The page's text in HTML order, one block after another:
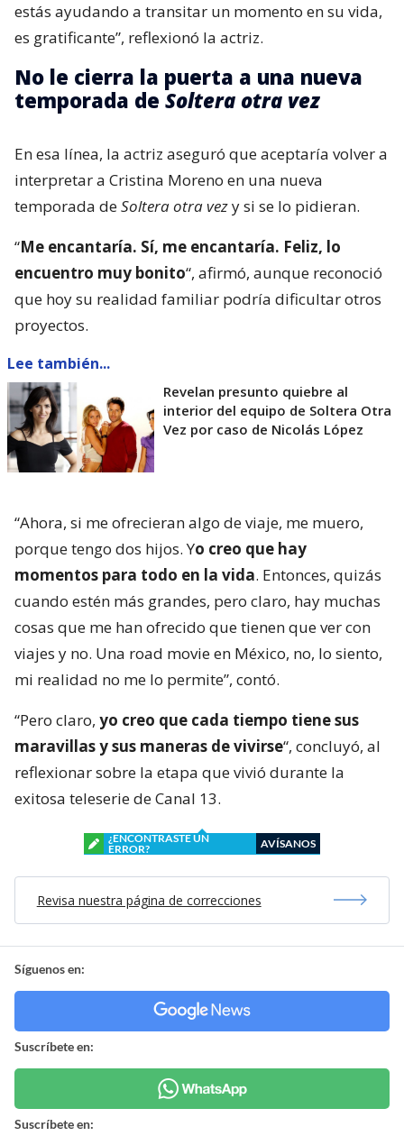
estás ayudando a transitar un momento en su vida,
es gratificante”, reflexionó la actriz.
No le cierra la puerta a una nueva
temporada de Soltera otra vez
En esa línea, la actriz aseguró que aceptaría volver a
interpretar a Cristina Moreno en una nueva
temporada deSoltera otra vezy si se lo pidieran.
“Me encantaría. Sí, me encantaría. Feliz, lo
encuentro muy bonito“, afirmó, aunque reconoció
que hoy su realidad familiar podría dificultar otros
proyectos.
Lee también...
Revelan presunto quiebre al
interior del equipo de Soltera Otra
Vez por caso de Nicolás López
“Ahora, si me ofrecieran algo de viaje, me muero,
porque tengo dos hijos. Yo creo que hay
momentos para todo en la vida. Entonces, quizás
cuando estén más grandes, pero claro, hay muchas
cosas que me han ofrecido que tienen que ver con
viajes y no. Una road movie en México, no, lo siento,
mi realidad no me lo permite”, contó.
“Pero claro, yo creo que cada tiempo tiene sus
maravillas y sus maneras de vivirse“, concluyó, al
reflexionar sobre la etapa que vivió durante la
exitosa teleserie de Canal 13.
¿ENCONTRASTE UN
ERROR?
AVÍSANOS
Revisa nuestra página de correcciones
Síguenos en:
Suscríbete en:
Suscríbete en: